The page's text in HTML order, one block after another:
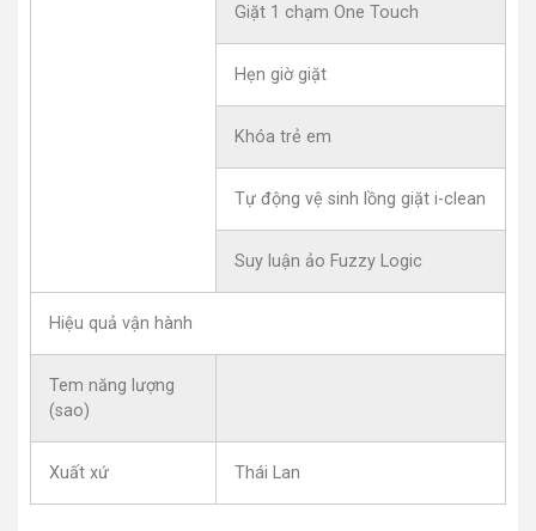
Giặt 1 chạm One Touch
Hẹn giờ giặt
Khóa trẻ em
Tự động vệ sinh lồng giặt i-clean
Suy luận ảo Fuzzy Logic
Hiệu quả vận hành
Tem năng lượng
(sao)
Xuất xứ Thái Lan